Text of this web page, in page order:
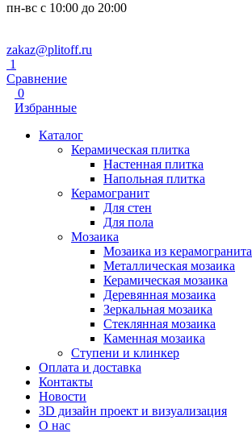
пн-вс с 10:00 до 20:00
zakaz@plitoff.ru
1
Сравнение
0
Избранные
Каталог
Керамическая плитка
Настенная плитка
Напольная плитка
Керамогранит
Для стен
Для пола
Мозаика
Мозаика из керамогранита
Металлическая мозаика
Керамическая мозаика
Деревянная мозаика
Зеркальная мозаика
Стеклянная мозаика
Каменная мозаика
Ступени и клинкер
Оплата и доставка
Контакты
Новости
3D дизайн проект и визуализация
О нас